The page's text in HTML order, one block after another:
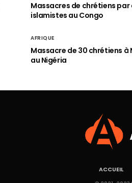
Massacres de chrétiens par
islamistes au Congo
AFRIQUE
Massacre de 30 chrétiens à
au Nigéria
ACCUEIL